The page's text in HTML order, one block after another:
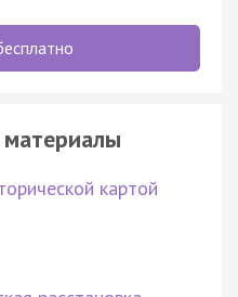
картой